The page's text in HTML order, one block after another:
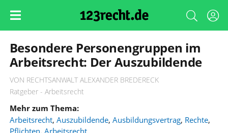
Besondere Personengruppen im
Arbeitsrecht: Der Auszubildende
VON RECHTSANWALT ALEXANDER BREDERECK
Ratgeber - Arbeitsrecht
Mehr zum Thema:
Arbeitsrecht, Auszubildende, Ausbildungsvertrag, Rechte,
Pflichten, Arbeitsrecht